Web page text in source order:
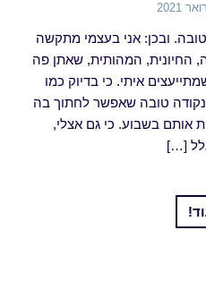
ובכן: אני בעצמי מתקשה
החיונית, המהותית, שאתן פה
איתי. כי בדיוק כמו
נקודה טובה שאפשר לחתוך בה
אותם בשבוע. כי גם אצלי,
[…]